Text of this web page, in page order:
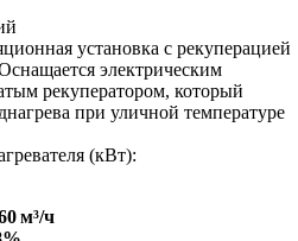
установка с рекуперацией
электрическим
рекуператором, который
при уличной температуре
(кВт):
м³/ч